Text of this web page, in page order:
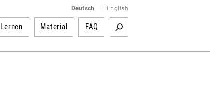
Deutsch English
Lernen Material FAQ